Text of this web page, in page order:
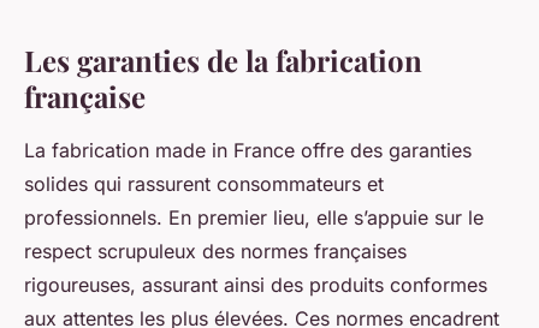
Les garanties de la fabrication
française
La fabrication made in France offre des garanties
solides qui rassurent consommateurs et
professionnels. En premier lieu, elle s’appuie sur le
respect scrupuleux des normes françaises
rigoureuses, assurant ainsi des produits conformes
aux attentes les plus élevées. Ces normes encadrent